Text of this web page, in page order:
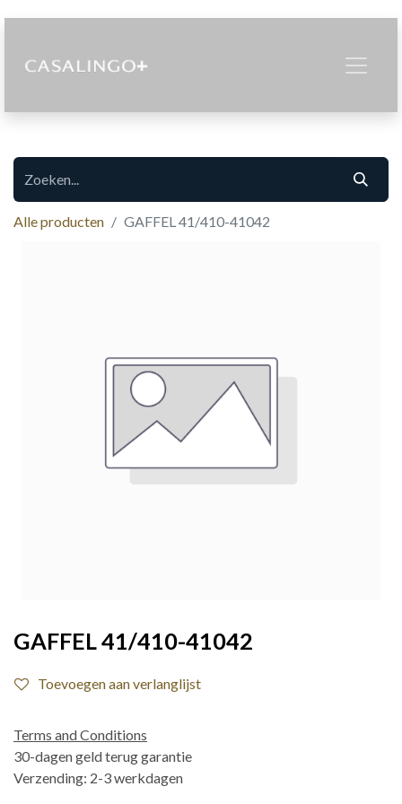
Alle producten GAFFEL 41/410-41042
GAFFEL 41/410-41042
Toevoegen aan verlanglijst
Terms and Conditions
30-dagen geld terug garantie
Verzending: 2-3 werkdagen